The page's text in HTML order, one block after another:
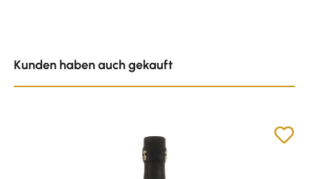
Kunden haben auch gekauft